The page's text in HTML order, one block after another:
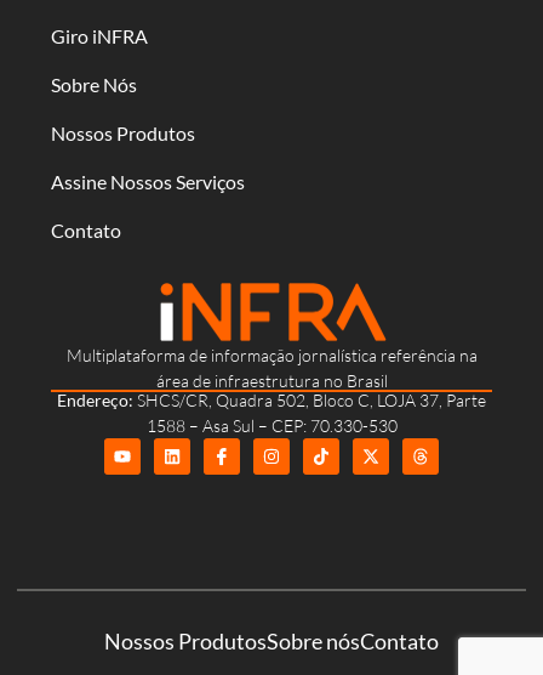
Multiplataforma de informação jornalística referência na
área de infraestrutura no Brasil
Endereço: SHCS/CR, Quadra 502, Bloco C, LOJA 37, Parte
1588 – Asa Sul – CEP: 70.330-530
Giro iNFRA
Sobre Nós
Nossos Produtos
Assine Nossos Serviços
Contato
Nossos ProdutosSobre nósContato